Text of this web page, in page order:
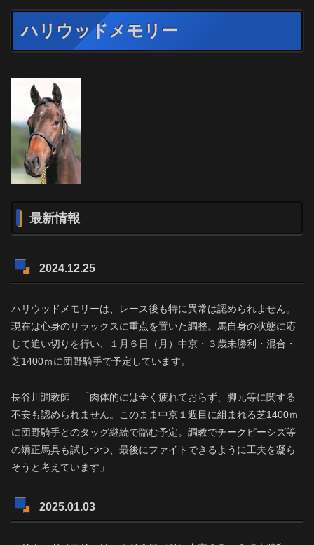
ハリウッドメモリー
最新情報
2024.12.25
ハリウッドメモリーは、レース後も特に異常は認められません。
現在は心身のリラックスに重点を置いた調整。馬自身の状態に応
じて追い切りを行い、１月６日（月）中京・３歳未勝利・混合・
芝1400ｍに団野騎手で予定しています。
長谷川調教師 「肉体的には全く疲れておらず、脚元等に関する
不安も認められません。このまま中京１週目に組まれる芝1400ｍ
に団野騎手とのタッグ継続で臨む予定。調教でチークピーシズ等
の矯正馬具も試しつつ、最後にファイトできるように工夫を凝ら
そうと考えています」
2025.01.03